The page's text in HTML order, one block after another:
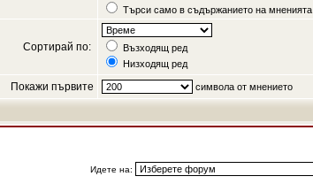
Търси само в съдържанието на мненията
Сортирай по:
Възходящ ред
Низходящ ред
Покажи първите символа от мнението
Идете на: